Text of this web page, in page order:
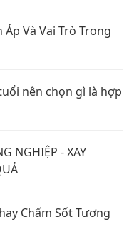
Và Vai Trò Trong
nên chọn gì là hợp
NGHIỆP - XAY
Chấm Sốt Tương